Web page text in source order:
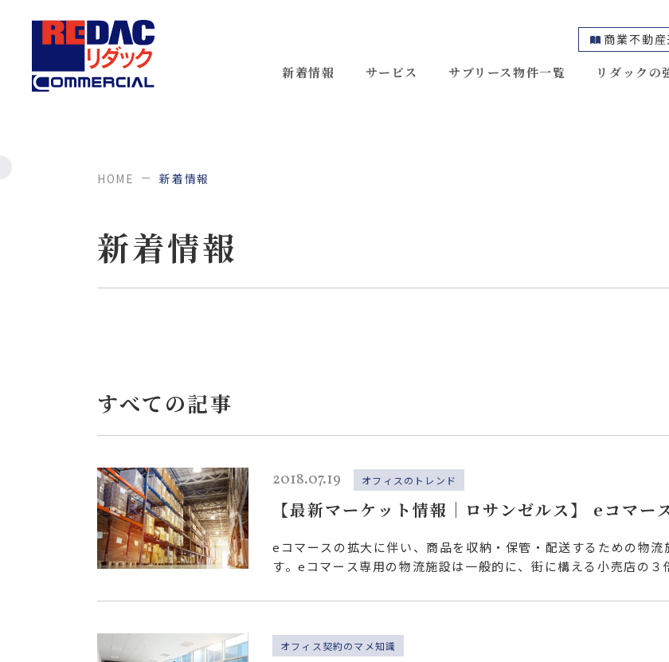
商業不動
新着情報 サービス サブリース物件一覧 リダックの
新着情報
HOME 新着情報
すべての記事
2018.07.19 オフィスのトレンド
【最新マーケット情報｜ロサンゼルス】 eコマー
ルス倉庫マーケット
eコマースの拡大に伴い、商品を収納・保管・配送するための物
す。eコマース専用の物流施設は一般的に、街に構える小売店の
オフィス契約のマメ知識